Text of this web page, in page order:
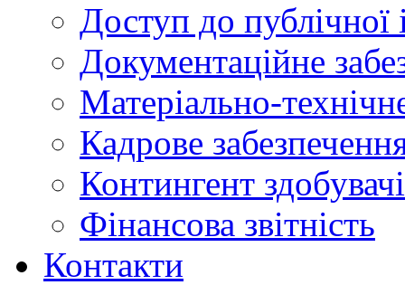
Доступ до публічної
Документаційне
Матеріально-
Кадрове
Контингент
Фінансова звітність
Контакти